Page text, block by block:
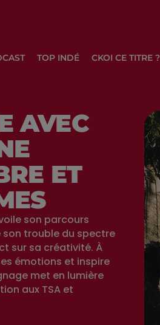
TOP INDÉ CKOI CE TITRE ?
AVEC
ET
son parcours
trouble du spectre
sur sa créativité. À
émotions et inspire
met en lumière
aux TSA et